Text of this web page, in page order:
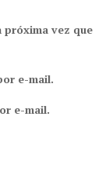
próxima vez que
e-mail.
e-mail.